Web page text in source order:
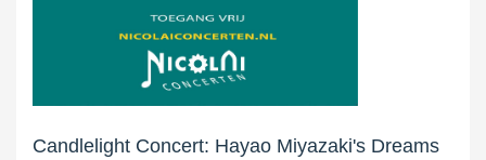
Candlelight Concert: Hayao Miyazaki's Dreams